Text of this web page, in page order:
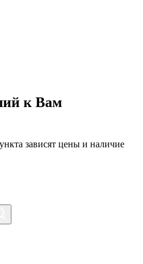
к Вам
зависят цены и наличие